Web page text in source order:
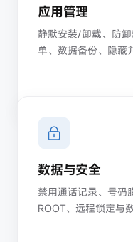
应用管理
静默安装/卸载、防
单、数据备份、隐藏
数据与安全
禁用通话记录、号码
ROOT、远程锁定与